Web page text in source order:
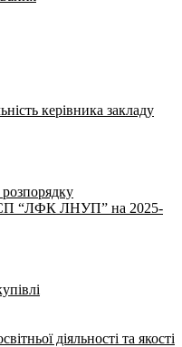
керівника закладу
“ЛФК ЛНУП” на 2025-
діяльності та якості